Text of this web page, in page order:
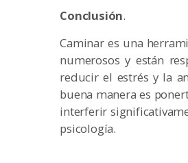
Conclusión.
Caminar es una
numerosos y están
reducir el estrés y la
buena manera es
interferir
psicología.